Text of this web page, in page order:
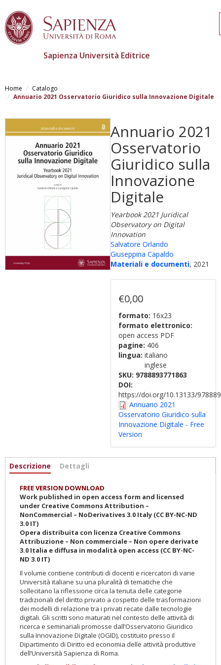
main
content
Sapienza Università Editrice
Home
Catalogo
Annuario 2021 Osservatorio Giuridico sulla Innovazione Digitale
Annuario 2021
Osservatorio
Giuridico sulla
Innovazione
Digitale
Yearbook 2021 Juridical
Observatory on Digital
Innovation
Salvatore Orlando
Giuseppina Capaldo
Materiali e documenti, 2021
€0,00
formato: 16x23
formato elettronico:
open access PDF
pagine: 406
lingua: italiano
inglese
SKU: 9788893771863
DOI:
https://doi.org/10.13133/
Annuario 2021
Osservatorio Giuridico sulla
Innovazione Digitale - Free
Version
Informazioni
Descrizione (active
Dettagli
FREE VERSION DOWNLOAD
Work published in open access form and licensed
under Creative Commons Attribution –
NonCommercial – NoDerivatives 3.0 Italy (CC BY-NC-ND
3.0 IT)
Opera distribuita con licenza Creative Commons
Attribuzione – Non commerciale – Non opere derivate
3.0 Italia e diffusa in modalità open access (CC BY-NC-
ND 3.0 IT)
Il volume contiene contributi di docenti e ricercatori di varie
Università italiane su una pluralità di tematiche che
sollecitano la riflessione circa la tenuta delle categorie
tradizionali del diritto privato a cospetto delle trasformazioni
dei modelli di relazione tra i privati recate dalle tecnologie
digitali. Gli scritti sono maturati nel contesto delle attività di
ricerca e seminariali promosse dall’Osservatorio Giuridico
sulla Innovazione Digitale (OGID), costituito presso il
Dipartimento di Diritto ed economia delle attività produttive
dell’Università Sapienza di Roma.